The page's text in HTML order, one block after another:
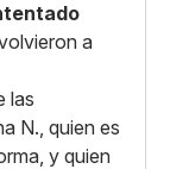
a
las
N., quien es
y quien